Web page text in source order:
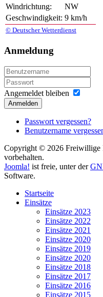
Windrichtung:
NW
Geschwindigkeit: 9 km/h
© Deutscher Wetterdienst
Anmeldung
Angemeldet bleiben
Anmelden
Passwort vergessen?
Benutzername
Copyright © 2026 Freiwillige
vorbehalten.
Joomla! ist freie, unter der
Software.
Startseite
Einsätze
Einsätze 2023
Einsätze 2022
Einsätze 2021
Einsätze 2020
Einsätze 2019
Einsätze 2020
Einsätze 2018
Einsätze 2017
Einsätze 2016
Einsätze 2015